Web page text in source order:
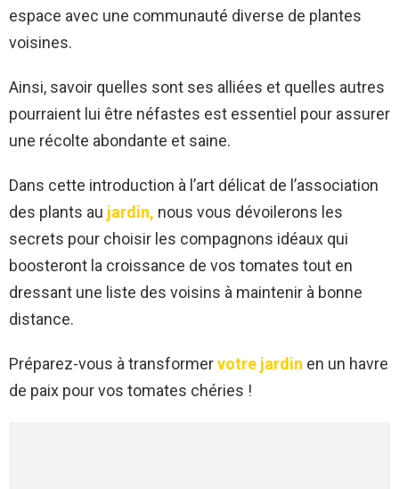
espace avec une communauté diverse de plantes
voisines.
Ainsi, savoir quelles sont ses alliées et quelles autres
pourraient lui être néfastes est essentiel pour assurer
une récolte abondante et saine.
Dans cette introduction à l’art délicat de l’association
des plants au jardin, nous vous dévoilerons les
secrets pour choisir les compagnons idéaux qui
boosteront la croissance de vos tomates tout en
dressant une liste des voisins à maintenir à bonne
distance.
Préparez-vous à transformervotre jardin en un havre
de paix pour vos tomates chéries !